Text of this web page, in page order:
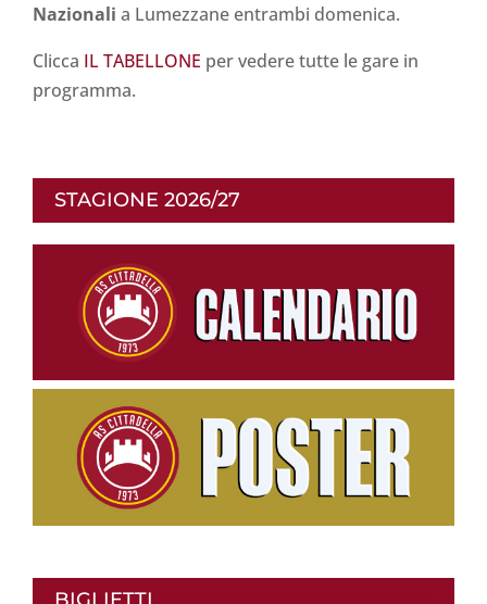
Nazionali a Lumezzane entrambi domenica.
Clicca IL TABELLONE per vedere tutte le gare in
programma.
STAGIONE 2026/27